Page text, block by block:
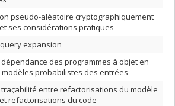
pseudo-aléatoire cryptographiquement
ses considérations pratiques
expansion
des programmes à objet en
probabilistes des entrées
traçabilité entre refactorisations du modèle
refactorisations du code